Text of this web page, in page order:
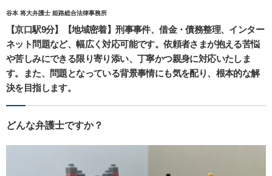
谷本 将大弁護士 姫路総合法律事務所
【京口駅9分】【地域密着】刑事事件、借金・債務整理、インター
ネット問題など、幅広く対応可能です。依頼者さまが抱える苦悩
や苦しみにできる限り寄り添い、丁寧かつ親身に対応いたしま
す。また、問題となっている背景事情にも気を配り、根本的な解
決を目指します。
どんな弁護士ですか？